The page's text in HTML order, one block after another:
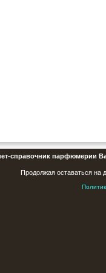
справочник парфюмерии
Продолжая оставаться на